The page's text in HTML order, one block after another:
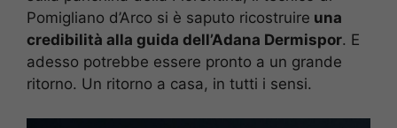
Pomigliano d’Arco si è saputo ricostruire una
credibilità alla guida dell’Adana Dermispor. E
adesso potrebbe essere pronto a un grande
ritorno. Un ritorno a casa, in tutti i sensi.